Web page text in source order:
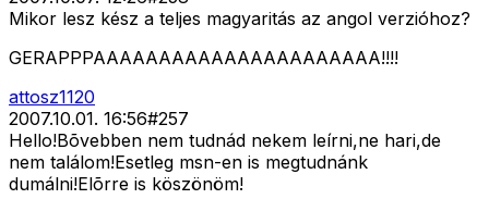
Mikor lesz kész a teljes magyaritás az angol verzióhoz?
GERAPPPAAAAAAAAAAAAAAAAAAAAAA!!!!
attosz1120
2007.10.01. 16:56#257
Hello!Bõvebben nem tudnád nekem leírni,ne hari,de
nem találom!Esetleg msn-en is megtudnánk
dumálni!Elõrre is köszönöm!